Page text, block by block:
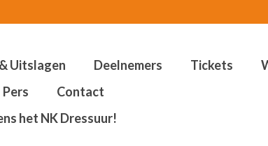
Uitslagen Deelnemers Tickets
Pers
Contact
het NK Dressuur!